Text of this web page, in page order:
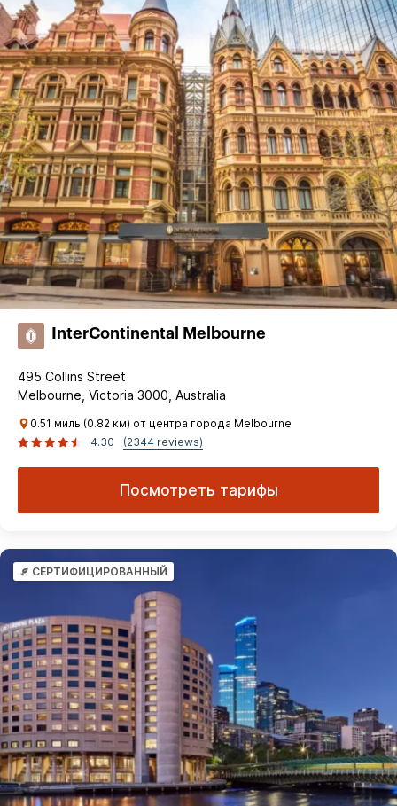
InterContinental Melbourne
495 Collins Street
Melbourne, Victoria 3000, Australia
0.51 миль (0.82 км) от центра города Melbourne
4.30
(2344 reviews)
Посмотреть тарифы
СЕРТИФИЦИРОВАННЫЙ